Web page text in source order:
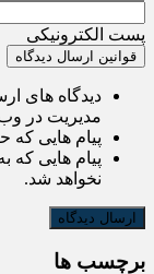
پست الکترونیکی
قوانین ارسال دیدگاه
دیدگاه های
مدیریت در
پیام هایی که
پیام هایی که
نخواهد شد.
برچسب ها